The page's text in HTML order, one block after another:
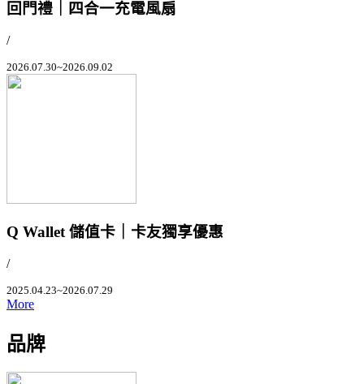
回門禮｜四合一充電風扇
/
2026.07.30~2026.09.02
Q Wallet 儲值卡｜卡友獨享優惠
/
2025.04.23~2026.07.29
More
品牌